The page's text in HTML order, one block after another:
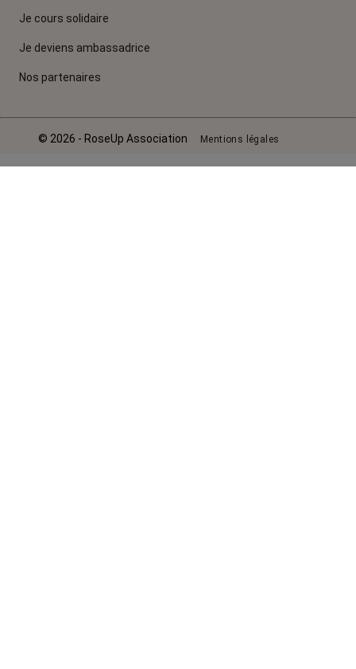
Je cours solidaire
Je deviens ambassadrice
Nos partenaires
© 2026 - RoseUp Association Mentions légales